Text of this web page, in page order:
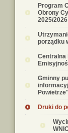
Program
Obrony
2025/2026
porządku
Centralna
Gminny
Powietrze"
Druki do